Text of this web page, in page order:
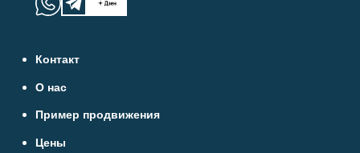
Контакт
О нас
Пример продвижения
Цены